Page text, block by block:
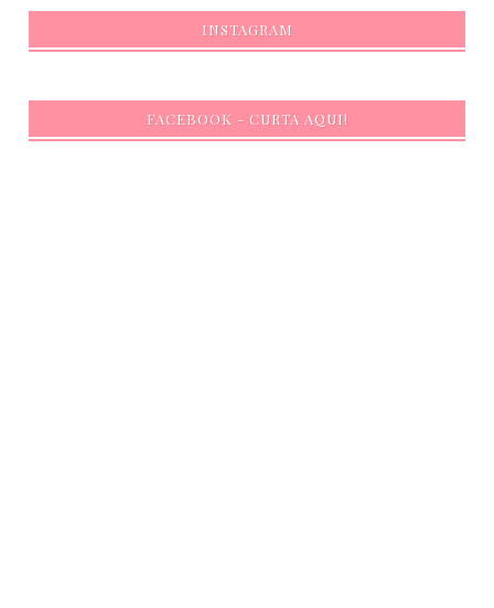
INSTAGRAM
FACEBOOK - CURTA AQUI!